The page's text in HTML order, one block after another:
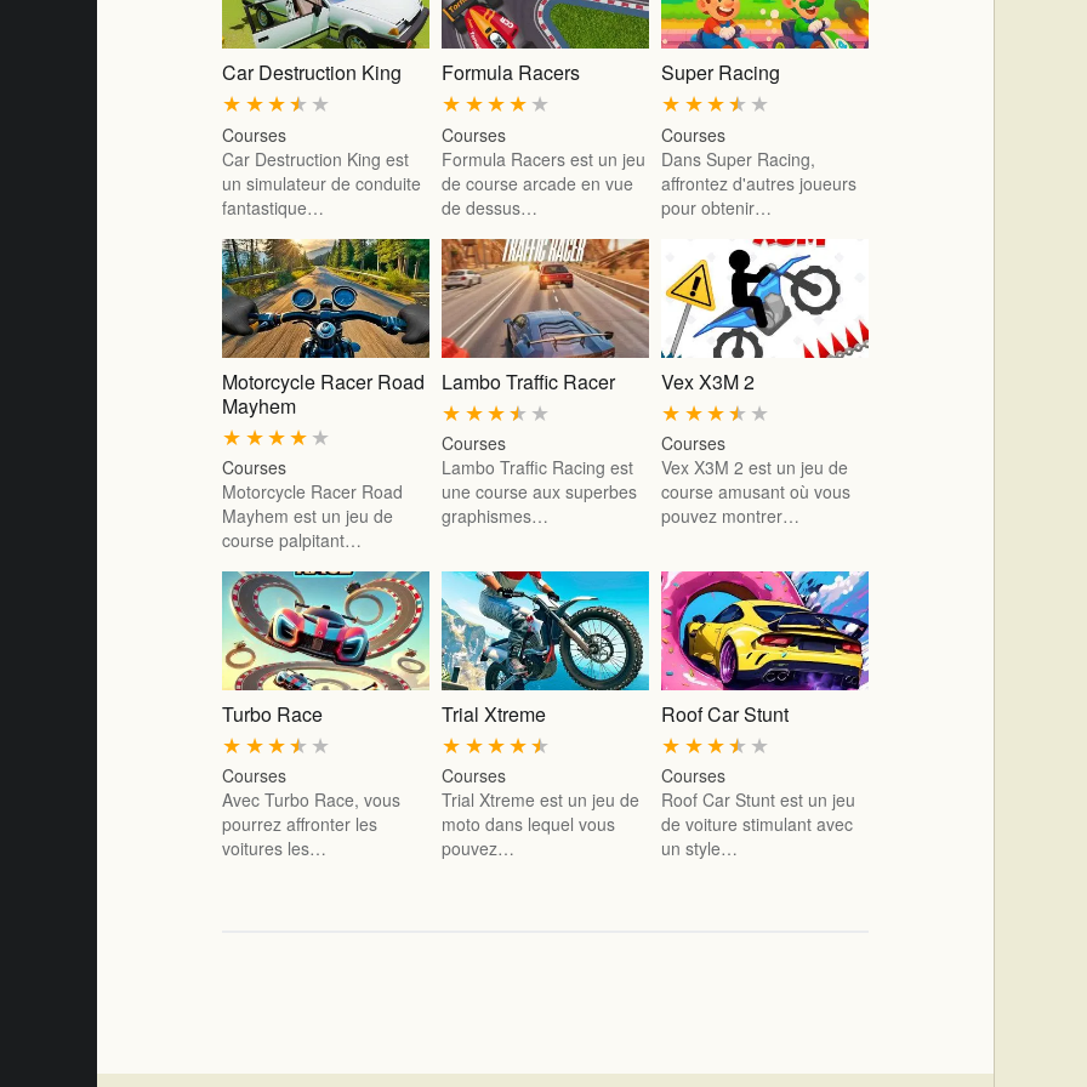
Car Destruction King
★
★
★
★
★
Courses
Car Destruction King est
un simulateur de conduite
fantastique…
Formula Racers
★
★
★
★
★
Courses
Formula Racers est un jeu
de course arcade en vue
de dessus…
Super Racing
★
★
★
★
★
Courses
Dans Super Racing,
affrontez d'autres joueurs
pour obtenir…
Motorcycle Racer Road
Mayhem
★
★
★
★
★
Courses
Motorcycle Racer Road
Mayhem est un jeu de
course palpitant…
Lambo Traffic Racer
★
★
★
★
★
Courses
Lambo Traffic Racing est
une course aux superbes
graphismes…
Vex X3M 2
★
★
★
★
★
Courses
Vex X3M 2 est un jeu de
course amusant où vous
pouvez montrer…
Turbo Race
★
★
★
★
★
Courses
Avec Turbo Race, vous
pourrez affronter les
voitures les…
Trial Xtreme
★
★
★
★
★
Courses
Trial Xtreme est un jeu de
moto dans lequel vous
pouvez…
Roof Car Stunt
★
★
★
★
★
Courses
Roof Car Stunt est un jeu
de voiture stimulant avec
un style…